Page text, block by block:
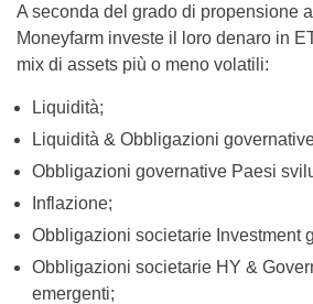
A seconda del grado di propensione
Moneyfarm investe il loro denaro in
mix di assets più o meno volatili:
Liquidità;
Liquidità & Obbligazioni
Obbligazioni governative Paesi
Inflazione;
Obbligazioni societarie Investment
Obbligazioni societarie HY &
emergenti;